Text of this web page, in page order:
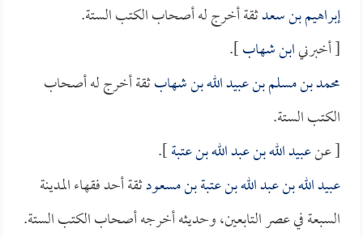
إبراهيم بن سعدثقة أخرج له أصحاب الكتب الستة.
[ أخبرنيابن شهاب].
محمد بن مسلم بن عبيد الله بن شهابثقة أخرج له أصحاب
الكتب الستة.
[ عنعبيد الله بن عبد الله بن عتبة].
عبيد الله بن عبد الله بن عتبة بن مسعودثقة أحد فقهاء المدينة
السبعة في عصر التابعين، وحديثه أخرجه أصحاب الكتب الستة.